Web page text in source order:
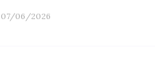
07/06/2026